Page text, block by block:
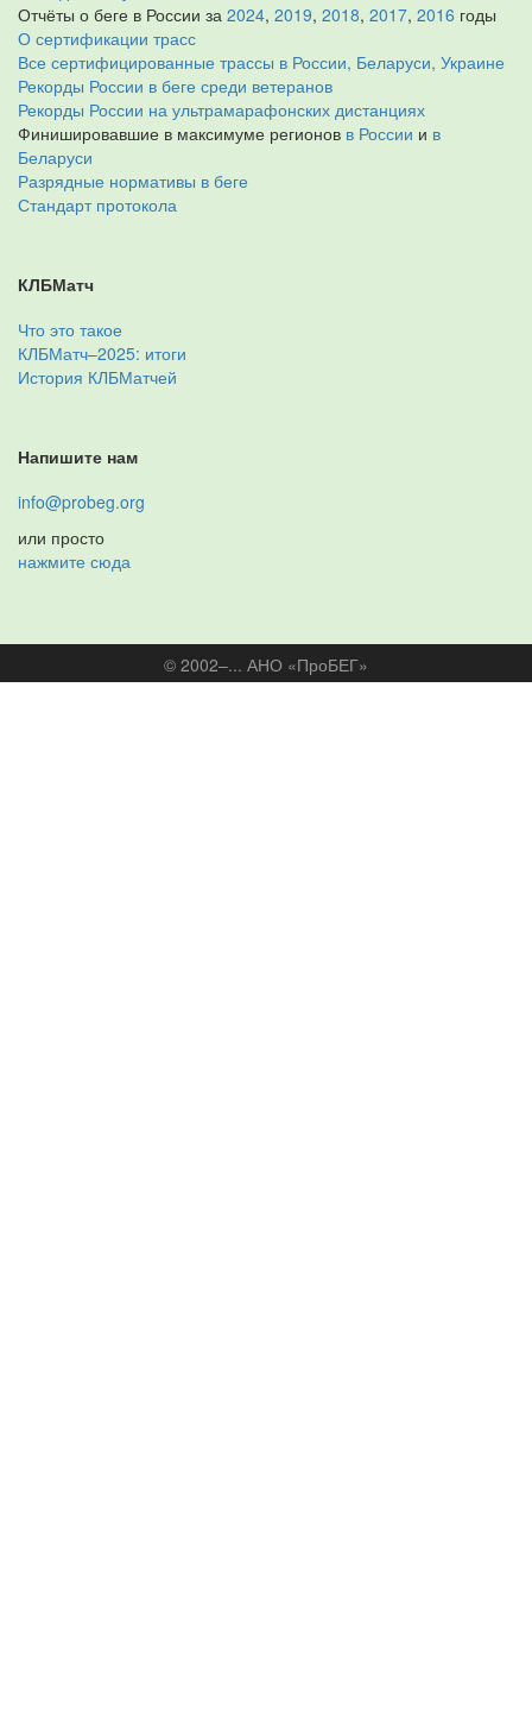
Отчёты о беге в России за 2024, 2019, 2018, 2017, 2016 годы
О сертификации трасс
Все сертифицированные трассы в России, Беларуси, Украине
Рекорды России в беге среди ветеранов
Рекорды России на ультрамарафонских дистанциях
Финишировавшие в максимуме регионов в России и в
Беларуси
Разрядные нормативы в беге
Стандарт протокола
КЛБМатч
Что это такое
КЛБМатч–2025: итоги
История КЛБМатчей
Напишите нам
info@probeg.org
или просто
нажмите сюда
© 2002–... АНО «ПроБЕГ»